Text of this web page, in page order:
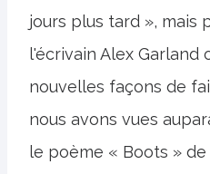
jours plus tard », mais
l'écrivain Alex Garland
nouvelles façons de
nous avons vues
le poème « Boots »